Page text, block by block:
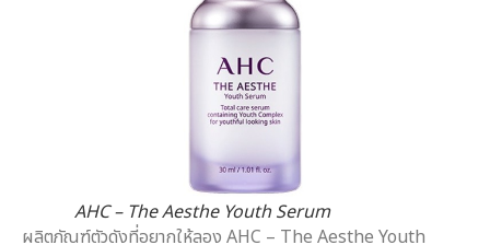
AHC – The Aesthe Youth Serum
ผลิตภัณฑ์ตัวดังที่อยากให้ลอง AHC – The Aesthe Youth